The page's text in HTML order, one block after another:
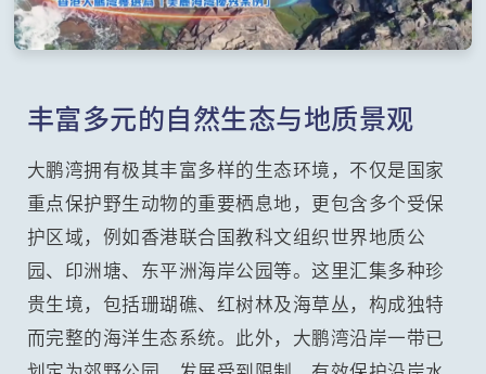
丰富多元的自然生态与地质景观
大鹏湾拥有极其丰富多样的生态环境，不仅是国家
重点保护野生动物的重要栖息地，更包含多个受保
护区域，例如香港联合国教科文组织世界地质公
园、印洲塘、东平洲海岸公园等。这里汇集多种珍
贵生境，包括珊瑚礁、红树林及海草丛，构成独特
而完整的海洋生态系统。此外，大鹏湾沿岸一带已